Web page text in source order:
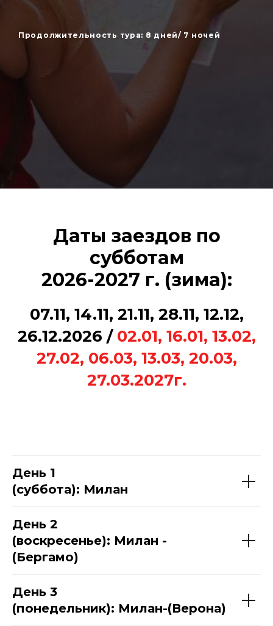
Продолжительность тура: 8 дней/ 7 ночей
Даты заездов по
субботам
2026-2027 г. (зима):
07.11, 14.11, 21.11, 28.11, 12.12,
26.12.2026 /02.01, 16.01, 13.02,
27.02, 06.03, 13.03, 20.03,
27.03.2027г.
День 1
(суббота): Милан
День 2
(воскресенье): Милан -
(Бергамо)
День 3
(понедельник): Милан-(Верона)